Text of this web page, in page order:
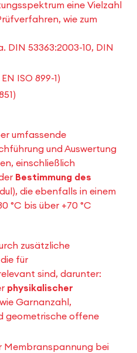
eine Vielzahl
wie zum
DIN 53363:2003-10, DIN
ISO 899-1)
umfassende
und Auswertung
einschließlich
Bestimmung des
die ebenfalls in einem
°C bis über +70 °C
zusätzliche
für
sind, darunter:
physikalischer
wie Garnanzahl,
geometrische offene
Membranspannung bei